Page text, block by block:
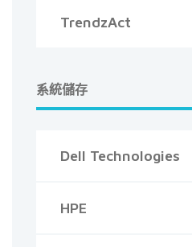
TrendzAct
系統儲存
Dell Technologies
HPE